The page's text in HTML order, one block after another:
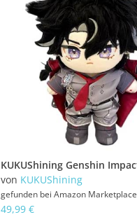
von KUKUShining
gefunden bei Amazon Marketplace
49,99 €